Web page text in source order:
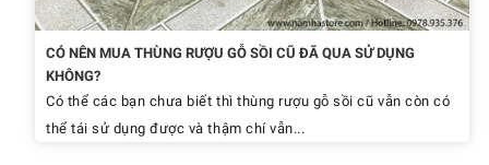
CÓ NÊN MUA THÙNG RƯỢU GỖ SỒI CŨ ĐÃ QUA SỬ DỤNG
KHÔNG?
Có thể các bạn chưa biết thì thùng rượu gỗ sồi cũ vẫn còn có
thể tái sử dụng được và thậm chí vẫn...